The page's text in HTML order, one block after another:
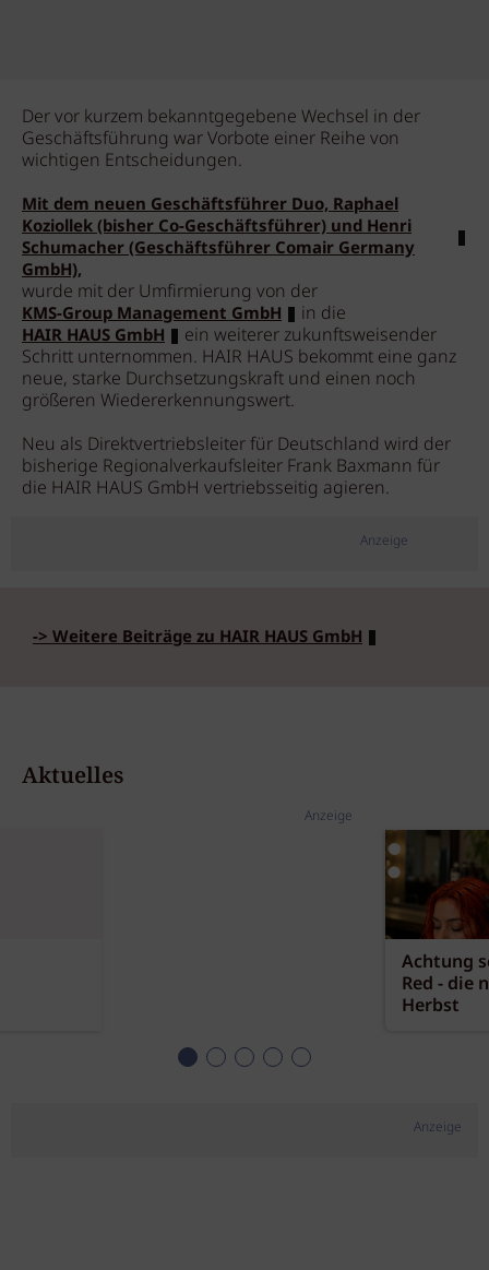
Der vor kurzem bekanntgegebene Wechsel in der
Geschäftsführung war Vorbote einer Reihe von
wichtigen Entscheidungen.
Mit dem neuen Geschäftsführer Duo, Raphael
Koziollek (bisher Co-Geschäftsführer) und Henri
Schumacher (Geschäftsführer Comair Germany
GmbH),
wurde mit der Umfirmierung von der
KMS-Group Management GmbH in die
HAIR HAUS GmbH
ein weiterer zukunftsweisender
Schritt unternommen. HAIR HAUS bekommt eine ganz
neue, starke Durchsetzungskraft und einen noch
größeren Wiedererkennungswert.
Neu als Direktvertriebsleiter für Deutschland wird der
bisherige Regionalverkaufsleiter Frank Baxmann für
die HAIR HAUS GmbH vertriebsseitig agieren.
Anzeige
-> Weitere Beiträge zu HAIR HAUS GmbH
Aktuelles
Anzeige
Achtung
Red - die
Herbst
Anzeige